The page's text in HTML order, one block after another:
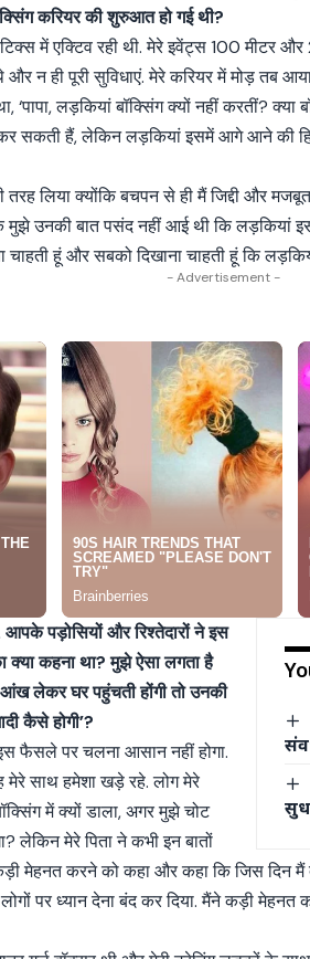
करियर की शुरुआत हो गई थी?
में एक्टिव रही थी. मेरे इवेंट्स 100 मीटर
और न ही पूरी सुविधाएं. मेरे करियर में मोड़ तब
लड़कियां बॉक्सिंग क्यों नहीं करतीं? क्या
कर सकती हैं, लेकिन लड़कियां इसमें आगे आने की
लिया क्योंकि बचपन से ही मैं जिद्दी और
मुझे उनकी बात पसंद नहीं आई थी कि लड़कियां
चाहती हूं और सबको दिखाना चाहती हूं कि
- Advertisement -
पड़ोसियों और रिश्तेदारों ने इस
क्या कहना था? मुझे ऐसा लगता है
लेकर घर पहुंचती होंगी तो उनकी
कैसे होगी’?
फैसले पर चलना आसान नहीं होगा.
मेरे साथ हमेशा खड़े रहे. लोग मेरे
में क्यों डाला, अगर मुझे चोट
लेकिन मेरे पिता ने कभी इन बातों
कड़ी मेहनत करने को कहा और कहा कि जिस दिन
पर ध्यान देना बंद कर दिया. मैंने कड़ी मेहनत